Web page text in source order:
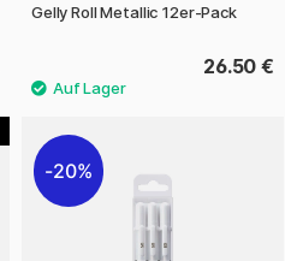
Gelly Roll Metallic 12er-Pack
26.50 €
20%